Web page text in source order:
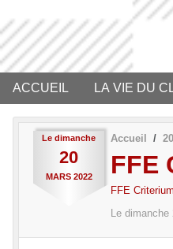
ACCUEIL LA VIE DU
Le dimanche
20
MARS 2022
Accueil
FFE
FFE
Le dimanche